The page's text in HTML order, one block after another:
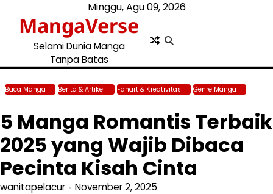
content
Minggu, Agu 09, 2026
MangaVerse
Selami Dunia Manga
Tanpa Batas
Baca Manga Berita & Artikel Fanart & Kreativitas Genre Manga
5 Manga Romantis Terbaik
2025 yang Wajib Dibaca
Pecinta Kisah Cinta
wanitapelacur November 2, 2025